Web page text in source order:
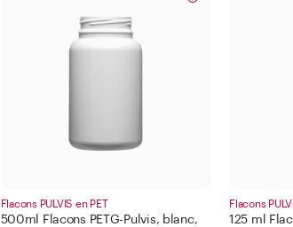
Flacons PULVIS en PET
500ml Flacons PETG-Pulvis, blanc,
Flacons
125 ml